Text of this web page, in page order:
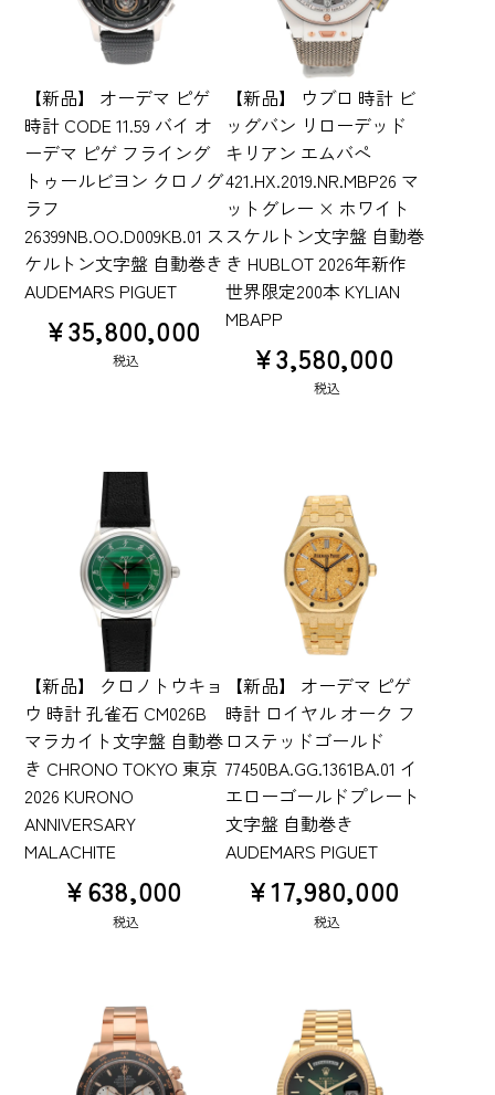
【新品】 オーデマ ピゲ
時計 CODE 11.59 バイ オ
ーデマ ピゲ フライング
トゥールビヨン クロノグ
ラフ
26399NB.OO.D009KB.01 ス
ケルトン文字盤 自動巻き
AUDEMARS PIGUET
¥35,800,000
税込
【新品】 ウブロ 時計 ビ
ッグバン リローデッド
キリアン エムバペ
421.HX.2019.NR.MBP26 マ
ットグレー × ホワイト
スケルトン文字盤 自動巻
き HUBLOT 2026年新作
世界限定200本 KYLIAN
MBAPP
¥3,580,000
税込
【新品】 クロノトウキョ
ウ 時計 孔雀石 CM026B
マラカイト文字盤 自動巻
き CHRONO TOKYO 東京
2026 KURONO
ANNIVERSARY
MALACHITE
¥638,000
税込
【新品】 オーデマ ピゲ
時計 ロイヤル オーク フ
ロステッドゴールド
77450BA.GG.1361BA.01 イ
エローゴールドプレート
文字盤 自動巻き
AUDEMARS PIGUET
¥17,980,000
税込